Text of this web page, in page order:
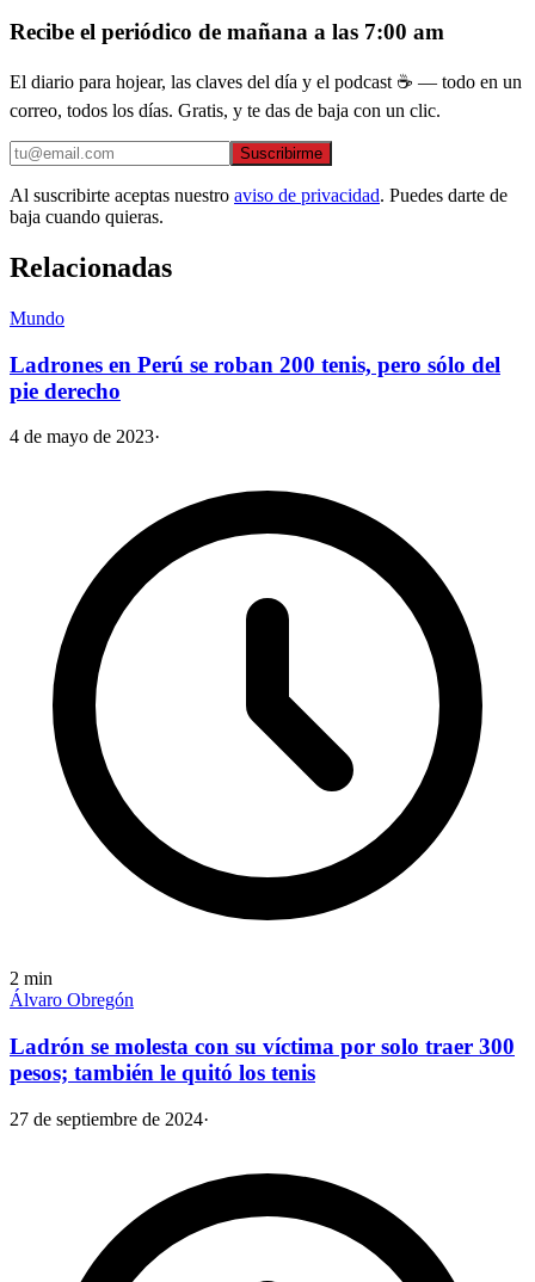
Recibe el periódico de mañana a las 7:00 am
El diario para hojear, las claves del día y el podcast ☕ — todo en un
correo, todos los días. Gratis, y te das de baja con un clic.
Suscribirme
Al suscribirte aceptas nuestro aviso de privacidad. Puedes darte de
baja cuando quieras.
Relacionadas
Mundo
Ladrones en Perú se roban 200 tenis, pero sólo del
pie derecho
4 de mayo de 2023·
2 min
Álvaro Obregón
Ladrón se molesta con su víctima por solo traer 300
pesos; también le quitó los tenis
27 de septiembre de 2024·